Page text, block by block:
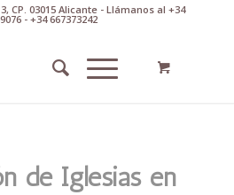
CP. 03015 Alicante - Llámanos al +34
- +34 667373242
de Iglesias en